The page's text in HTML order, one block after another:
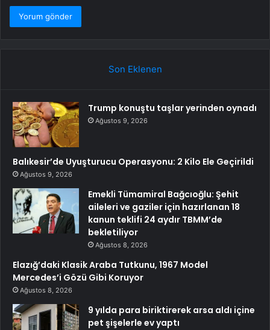
Son Eklenen
Trump konuştu taşlar yerinden oynadı
Ağustos 9, 2026
Balıkesir’de Uyuşturucu Operasyonu: 2 Kilo Ele Geçirildi
Ağustos 9, 2026
Emekli Tümamiral Bağcıoğlu: Şehit
aileleri ve gaziler için hazırlanan 18
kanun teklifi 24 aydır TBMM’de
bekletiliyor
Ağustos 8, 2026
Elazığ’daki Klasik Araba Tutkunu, 1967 Model
Mercedes’i Gözü Gibi Koruyor
Ağustos 8, 2026
9 yılda para biriktirerek arsa aldı içine
pet şişelerle ev yaptı